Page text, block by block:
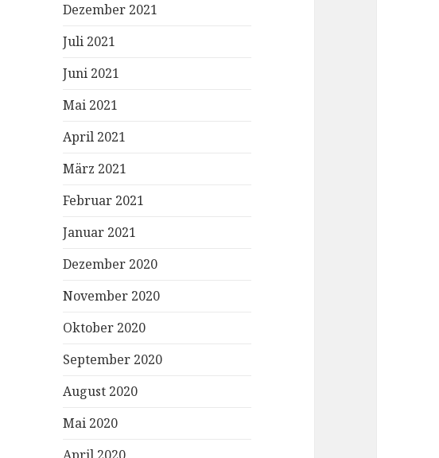
Dezember 2021
Juli 2021
Juni 2021
Mai 2021
April 2021
März 2021
Februar 2021
Januar 2021
Dezember 2020
November 2020
Oktober 2020
September 2020
August 2020
Mai 2020